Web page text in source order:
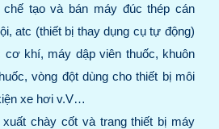
chế tạo và bán máy đúc thép cán
atc (thiết bị thay dụng cụ tự động)
cơ khí, máy dập viên thuốc, khuôn
vòng đột dùng cho thiết bị môi
xe hơi v.V…
chày cốt và trang thiết bị máy